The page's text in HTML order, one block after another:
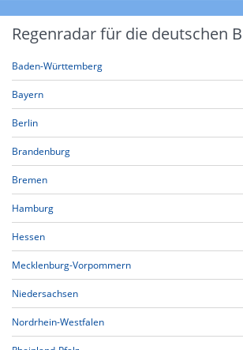
Regenradar für die deutschen
Baden-Württemberg
Bayern
Berlin
Brandenburg
Bremen
Hamburg
Hessen
Mecklenburg-Vorpommern
Niedersachsen
Nordrhein-Westfalen